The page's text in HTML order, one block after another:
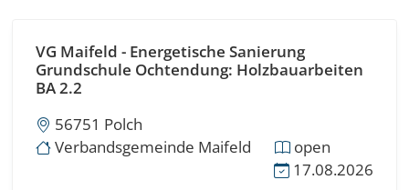
VG Maifeld - Energetische Sanierung
Grundschule Ochtendung: Holzbauarbeiten
BA 2.2
56751 Polch
Verbandsgemeinde Maifeld
open
17.08.2026